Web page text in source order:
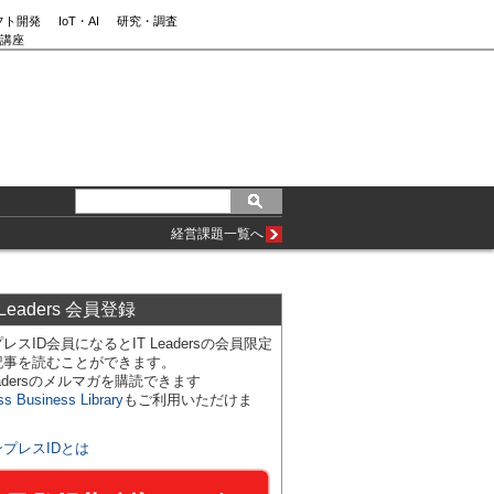
ト開発 IoT・AI
研究・調査
座
経営課題一覧へ
会員登録
スID会員になるとIT Leadersの会員限定
を読むことができます。
のメルマガを購読できます
Business Libraryもご利用いただけま
プレスIDとは